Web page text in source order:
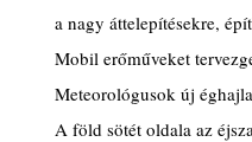
a nagy áttelepítésekre,
Mobil erőműveket
Meteorológusok új
A föld sötét oldala az